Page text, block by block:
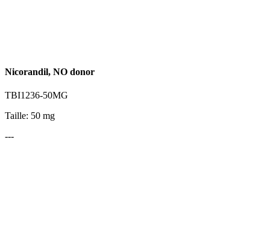
Nicorandil, NO donor
TBI1236-50MG
Taille: 50 mg
---